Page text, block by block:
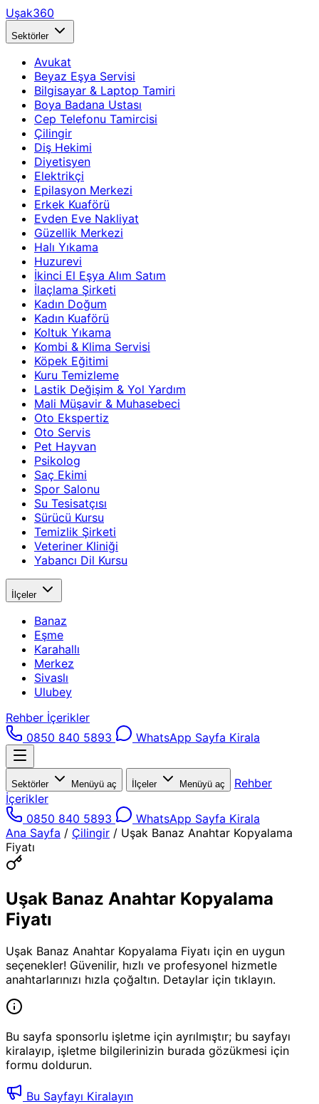
Uşak360
Sektörler
Avukat
Beyaz Eşya Servisi
Bilgisayar & Laptop Tamiri
Boya Badana Ustası
Cep Telefonu Tamircisi
Çilingir
Diş Hekimi
Diyetisyen
Elektrikçi
Epilasyon Merkezi
Erkek Kuaförü
Evden Eve Nakliyat
Güzellik Merkezi
Halı Yıkama
Huzurevi
İkinci El Eşya Alım Satım
İlaçlama Şirketi
Kadın Doğum
Kadın Kuaförü
Koltuk Yıkama
Kombi & Klima Servisi
Köpek Eğitimi
Kuru Temizleme
Lastik Değişim & Yol Yardım
Mali Müşavir & Muhasebeci
Oto Ekspertiz
Oto Servis
Pet Hayvan
Psikolog
Saç Ekimi
Spor Salonu
Su Tesisatçısı
Sürücü Kursu
Temizlik Şirketi
Veteriner Kliniği
Yabancı Dil Kursu
İlçeler
Banaz
Eşme
Karahallı
Merkez
Sivaslı
Ulubey
Rehber İçerikler
0850 840 5893
WhatsApp Sayfa Kirala
Sektörler Menüyü aç İlçeler Menüyü aç
Rehber
İçerikler
0850 840 5893
WhatsApp Sayfa Kirala
Ana Sayfa / Çilingir / Uşak Banaz Anahtar Kopyalama
Fiyatı
Uşak Banaz Anahtar Kopyalama
Fiyatı
Uşak Banaz Anahtar Kopyalama Fiyatı için en uygun
seçenekler! Güvenilir, hızlı ve profesyonel hizmetle
anahtarlarınızı hızla çoğaltın. Detaylar için tıklayın.
Bu sayfa sponsorlu işletme için ayrılmıştır; bu sayfayı
kiralayıp, işletme bilgilerinizin burada gözükmesi için
formu doldurun.
Bu Sayfayı Kiralayın